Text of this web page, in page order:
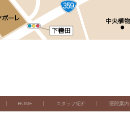
HOME スタッフ紹介 医院案内